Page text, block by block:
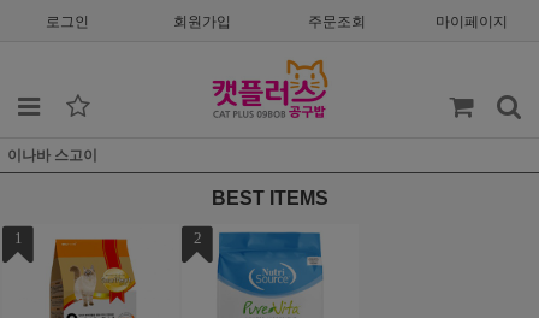
로그인 회원가입 주문조회 마이페이지
이나바 스고이
BEST ITEMS
1 2